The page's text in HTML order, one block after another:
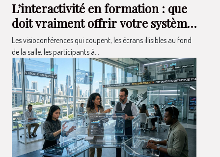
L’interactivité en formation : que
doit vraiment offrir votre système
audiovisuel ?
Les visioconférences qui coupent, les écrans illisibles au fond
de la salle, les participants à...